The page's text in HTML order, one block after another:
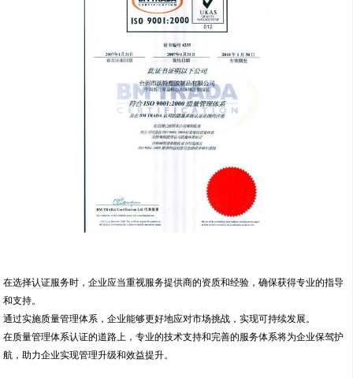
在选择认证服务时，企业应当重视服务提供商的资质和经验，确保获得专业的指导
和支持。
通过实施质量管理体系，企业能够更好地应对市场挑战，实现可持续发展。
在质量管理体系认证的道路上，专业的技术支持和完善的服务体系将为企业保驾护
航，助力企业实现管理升级和效益提升。